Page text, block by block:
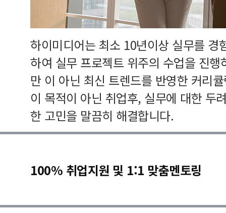
하이미디어는 최소 10년이상 실무를 경
하여 실무 프로젝트 위주의 수업을 진
만 이 아닌 최신 트렌드를 반영한 커리
이 목적이 아닌 취업후, 실무에 대한 두
한 고민을 말끔히 해결합니다.
100% 취업지원 및 1:1 맞춤멘토링